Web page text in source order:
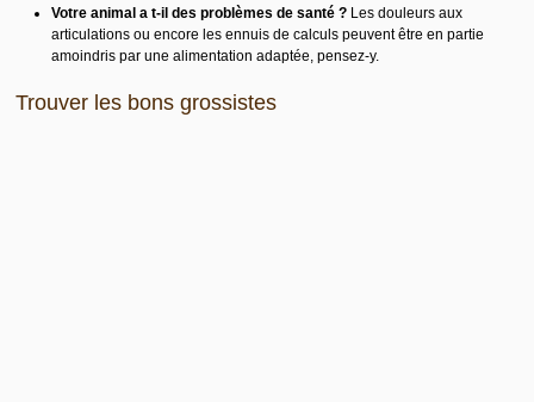
Votre animal a t-il des problèmes de santé ? Les douleurs aux
articulations ou encore les ennuis de calculs peuvent être en partie
amoindris par une alimentation adaptée, pensez-y.
Trouver les bons grossistes